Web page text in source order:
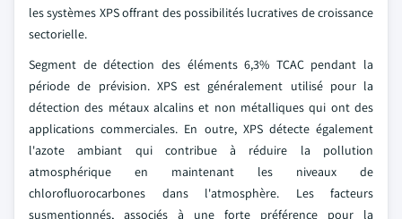
les systèmes XPS offrant des possibilités lucratives de croissance
sectorielle.
Segment de détection des éléments 6,3% TCAC pendant la
période de prévision. XPS est généralement utilisé pour la
détection des métaux alcalins et non métalliques qui ont des
applications commerciales. En outre, XPS détecte également
l'azote ambiant qui contribue à réduire la pollution
atmosphérique en maintenant les niveaux de
chlorofluorocarbones dans l'atmosphère. Les facteurs
susmentionnés, associés à une forte préférence pour la